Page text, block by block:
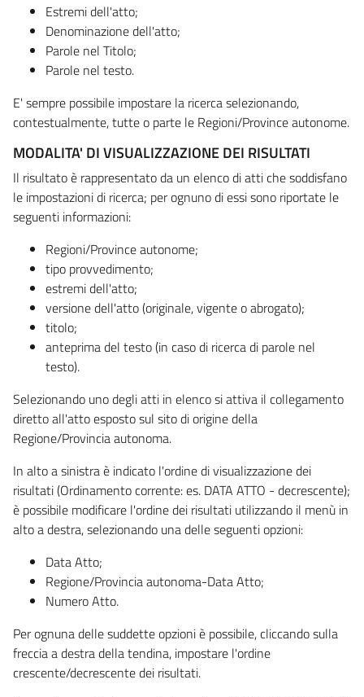
Estremi dell'atto;
Denominazione dell'atto;
Parole nel Titolo;
Parole nel testo.
E' sempre possibile impostare la ricerca selezionando,
contestualmente, tutte o parte le Regioni/Province autonome.
MODALITA' DI VISUALIZZAZIONE DEI RISULTATI
Il risultato è rappresentato da un elenco di atti che soddisfano
le impostazioni di ricerca; per ognuno di essi sono riportate le
seguenti informazioni:
Regioni/Province autonome;
tipo provvedimento;
estremi dell'atto;
versione dell'atto (originale, vigente o abrogato);
titolo;
anteprima del testo (in caso di ricerca di parole nel
testo).
Selezionando uno degli atti in elenco si attiva il collegamento
diretto all'atto esposto sul sito di origine della
Regione/Provincia autonoma.
In alto a sinistra è indicato l'ordine di visualizzazione dei
risultati (Ordinamento corrente: es. DATA ATTO - decrescente);
è possibile modificare l'ordine dei risultati utilizzando il menù in
alto a destra, selezionando una delle seguenti opzioni:
Data Atto;
Regione/Provincia autonoma-Data Atto;
Numero Atto.
Per ognuna delle suddette opzioni è possibile, cliccando sulla
freccia a destra della tendina, impostare l'ordine
crescente/decrescente dei risultati.